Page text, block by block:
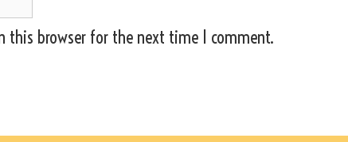
this browser for the next time I comment.